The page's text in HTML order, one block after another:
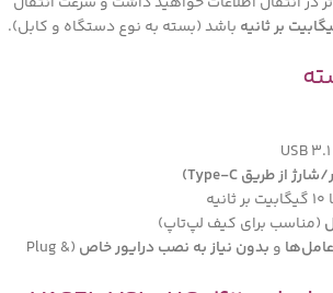
باشد (بسته به نوع دستگاه و کابل).
(مناسب برای کیف لپ‌تاپ)
و بدون نیاز به نصب درایور خاص (Plug &